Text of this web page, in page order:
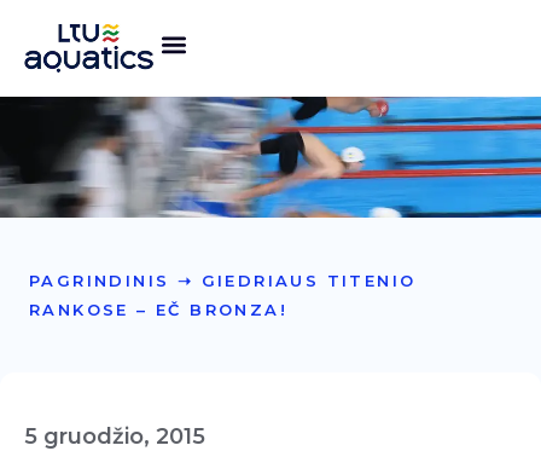
PAGRINDINIS ➝ GIEDRIAUS TITENIO
RANKOSE – EČ BRONZA!
5 gruodžio, 2015